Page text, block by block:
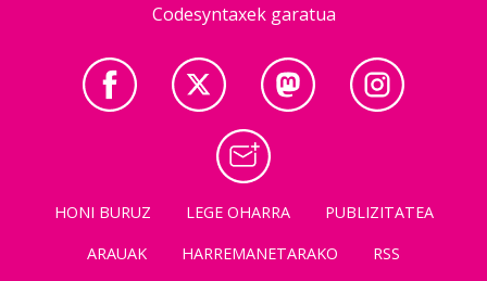
Codesyntaxek garatua
HONI BURUZ LEGE OHARRA
PUBLIZITATEA
ARAUAK
HARREMANETARAKO RSS